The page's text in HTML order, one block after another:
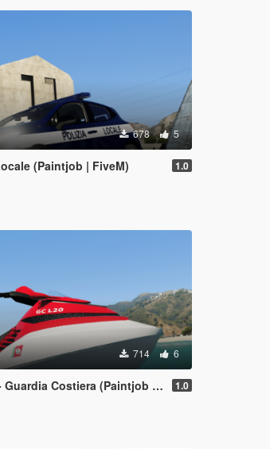
678 5
(Paintjob | FiveM) 1.0
714 6
Costiera (Paintjob | FiveM) 1.0